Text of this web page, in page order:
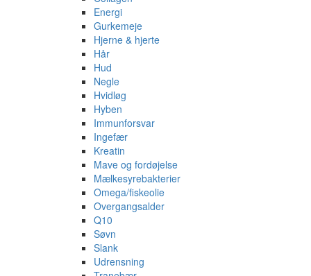
Energi
Gurkemeje
Hjerne & hjerte
Hår
Hud
Negle
Hvidløg
Hyben
Immunforsvar
Ingefær
Kreatin
Mave og fordøjelse
Mælkesyrebakterier
Omega/fiskeolie
Overgangsalder
Q10
Søvn
Slank
Udrensning